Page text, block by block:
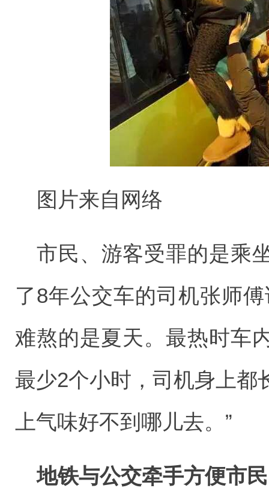
图片来自网络
市民、游客受罪的是乘
了8年公交车的司机张师
难熬的是夏天。最热时车
最少2个小时，司机身上都
上气味好不到哪儿去。”
地铁与公交牵手方便市